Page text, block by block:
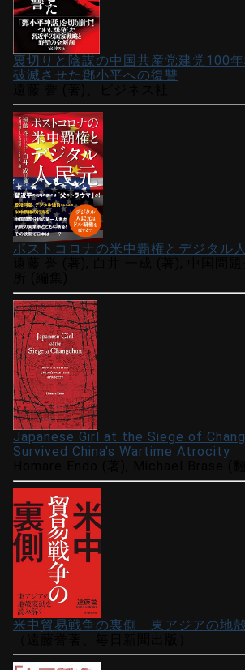
裏切りと陰謀の中国共産党建党100
破滅させた鄧小平への復讐
ポストコロナの米中覇権とデジタル
Japanese Girl at the Siege of
Survived China's Wartime Atrocity
米中貿易戦争の裏側 東アジアの地殻